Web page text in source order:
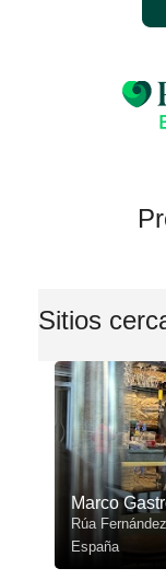
Sitios
Marco
Rúa
España